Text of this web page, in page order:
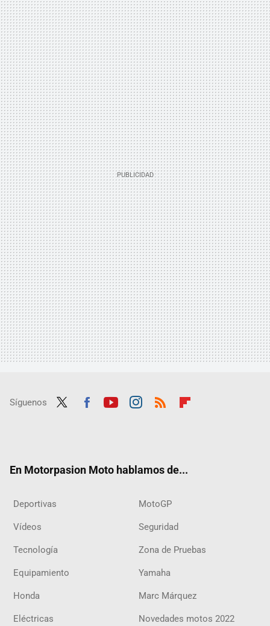
Síguenos
En Motorpasion Moto hablamos de...
Deportivas MotoGP
Vídeos Seguridad
Tecnología Zona de Pruebas
Equipamiento Yamaha
Honda Marc Márquez
Eléctricas Novedades motos 2022